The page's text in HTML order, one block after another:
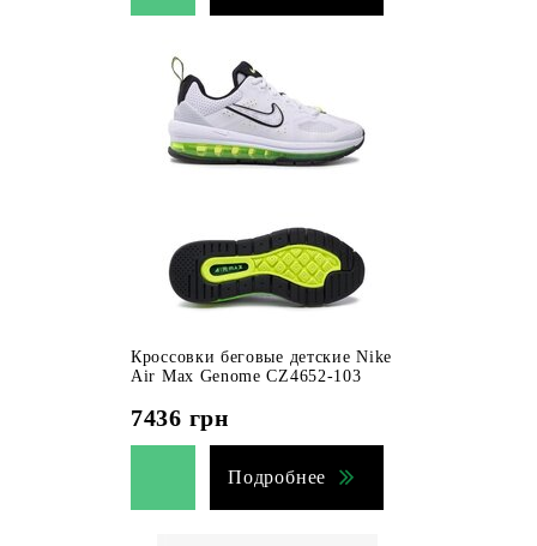
Кроссовки беговые детские Nike
Air Max Genome CZ4652-103
7436 грн
Подробнее